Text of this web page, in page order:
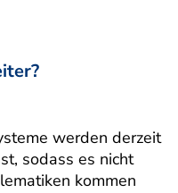
werden derzeit
sodass es nicht
kommen